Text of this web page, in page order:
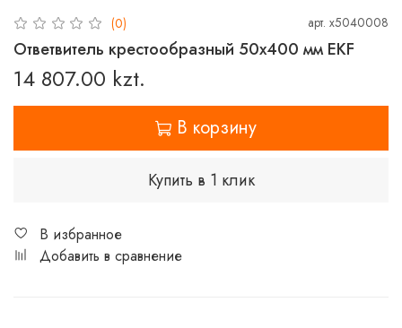
(0) арт. x5040008
Ответвитель крестообразный 50х400 мм EKF
14 807.00 kzt.
В корзину
Купить в 1 клик
В избранное
Добавить в сравнение